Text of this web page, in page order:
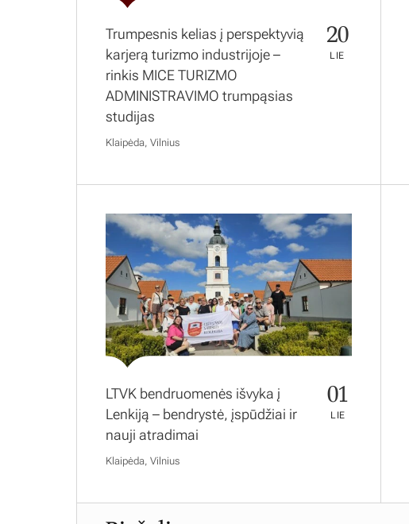
Trumpesnis kelias į perspektyvią
karjerą turizmo industrijoje –
rinkis MICE TURIZMO
ADMINISTRAVIMO trumpąsias
studijas
20
LIE
Klaipėda, Vilnius
LTVK bendruomenės išvyka į
Lenkiją – bendrystė, įspūdžiai ir
nauji atradimai
01
LIE
Klaipėda, Vilnius